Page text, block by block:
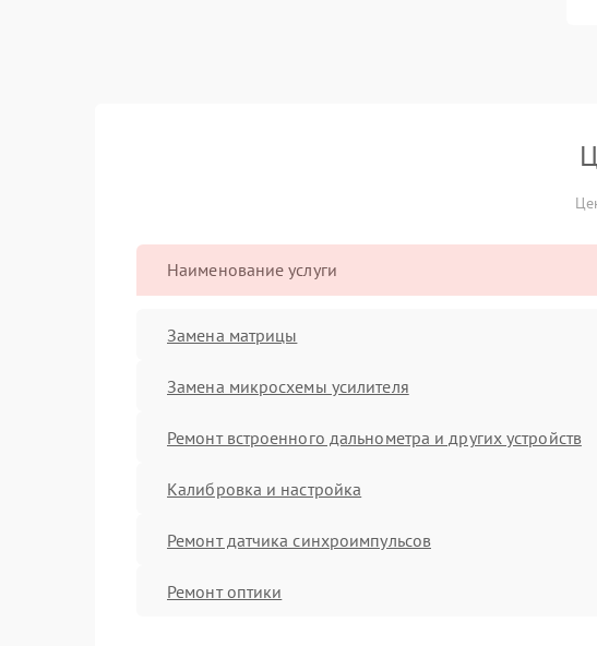
Наименование услуги
Замена матрицы
Замена микросхемы усилителя
Ремонт встроенного дальнометра и других устройств
Калибровка и настройка
Ремонт датчика синхроимпульсов
Ремонт оптики